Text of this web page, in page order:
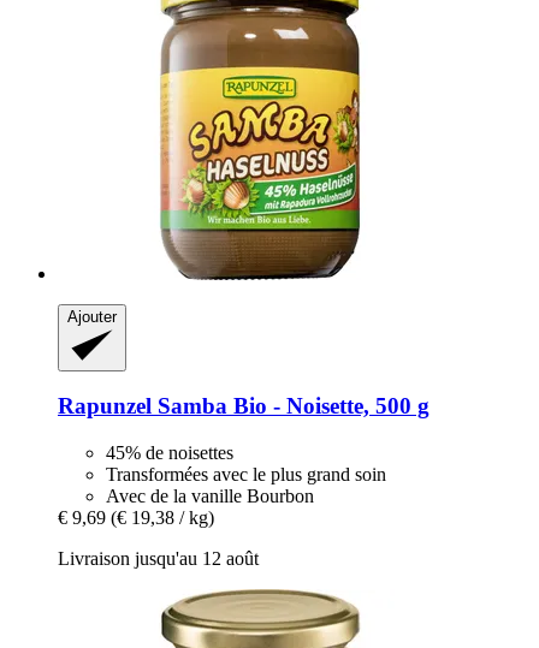
Ajouter
Rapunzel Samba Bio -​ Noisette, 500 g
45% de noisettes
Transformées avec le plus grand soin
Avec de la vanille Bourbon
€ 9,69 (€ 19,38 / kg)
Livraison jusqu'au 12 août